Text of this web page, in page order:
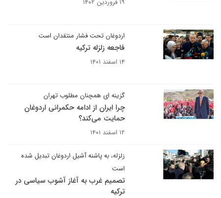
۱۹ فروردین ۱۴۰۲
اردوغان تحت فشار منتقدان است
فاجعه زلزله ترکیه
۱۴ اسفند ۱۴۰۱
گزینه ای همچنان مطلوب تهران
چرا ایران از ادامه حکمرانی اردوغان
حمایت می‌کند؟
۱۲ اسفند ۱۴۰۱
زلزله، به پاشنه آشیل اردوغان تبدیل شده
است
تصمیم غرب به آغاز آشوب سیاسی در
ترکیه